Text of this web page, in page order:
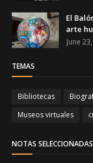
El
arte
June
TEMAS
Bibliotecas
Museos virtuales
NOTAS SELECCIONADAS